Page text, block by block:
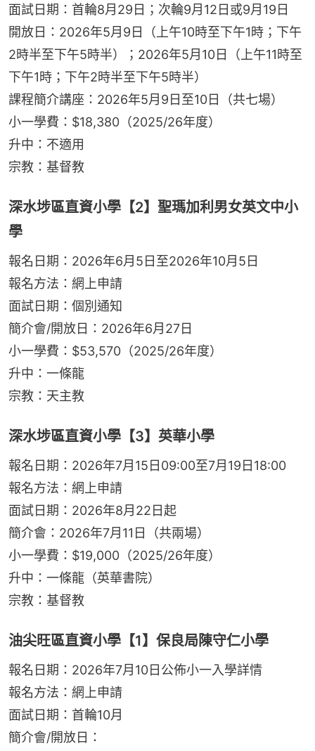
面試日期：首輪8月29日；次輪9月12日或9月19日
開放日：2026年5月9日（上午10時至下午1時；下午
2時半至下午5時半）；2026年5月10日（上午11時至
下午1時；下午2時半至下午5時半）
課程簡介講座：2026年5月9日至10日（共七場）
小一學費：$18,380（2025/26年度）
升中：不適用
宗教：基督教
深水埗區直資小學【2】聖瑪加利男女英文中小
學
報名日期：2026年6月5日至2026年10月5日
報名方法：網上申請
面試日期：個別通知
簡介會/開放日：2026年6月27日
小一學費：$53,570（2025/26年度）
升中：一條龍
宗教：天主教
深水埗區直資小學【3】英華小學
報名日期：2026年7月15日09:00至7月19日18:00
報名方法：網上申請
面試日期：2026年8月22日起
簡介會：2026年7月11日（共兩場）
小一學費：$19,000（2025/26年度）
升中：一條龍（英華書院）
宗教：基督教
油尖旺區直資小學【1】保良局陳守仁小學
報名日期：2026年7月10日公佈小一入學詳情
報名方法：網上申請
面試日期：首輪10月
簡介會/開放日：